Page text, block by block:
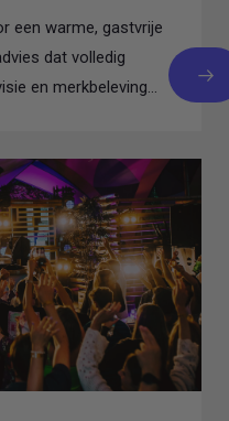
een warme, gastvrije
dat volledig
en merkbeleving...